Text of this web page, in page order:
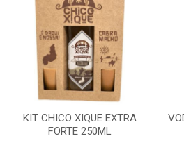
KIT CHICO XIQUE EXTRA
FORTE 250ML